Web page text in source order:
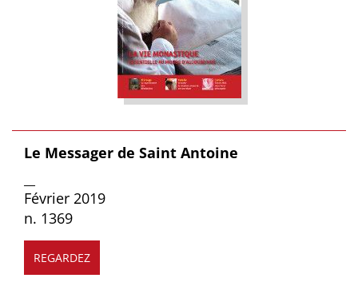
Le Messager de Saint Antoine
Février 2019
n. 1369
REGARDEZ